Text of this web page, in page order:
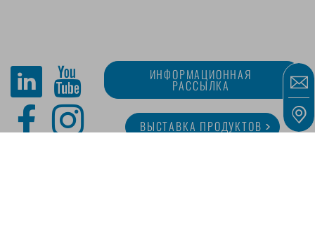
ИНФОРМАЦИОННАЯ
РАССЫЛКА
ВЫСТАВКА ПРОДУКТОВ